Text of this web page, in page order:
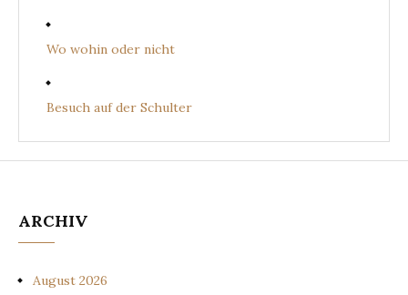
Wo wohin oder nicht
Besuch auf der Schulter
ARCHIV
August 2026